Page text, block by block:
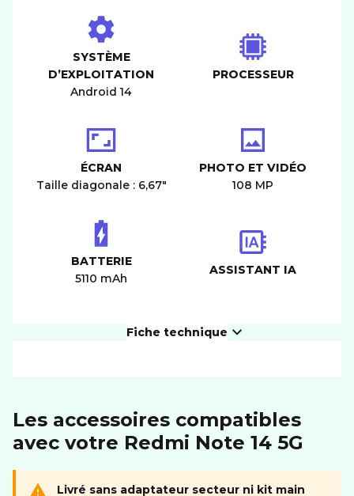
SYSTÈME
D’EXPLOITATION
Android 14
PROCESSEUR
ÉCRAN
Taille diagonale : 6,67"
PHOTO ET VIDÉO
108 MP
BATTERIE
5110 mAh
ASSISTANT IA
Fiche technique
Dimensions (LxIxH) 162.4x75.7x7.99 mm
Résolution
2400*1080 px
Les accessoires compatibles
avec votre Redmi Note 14 5G
Livré sans adaptateur secteur ni kit main